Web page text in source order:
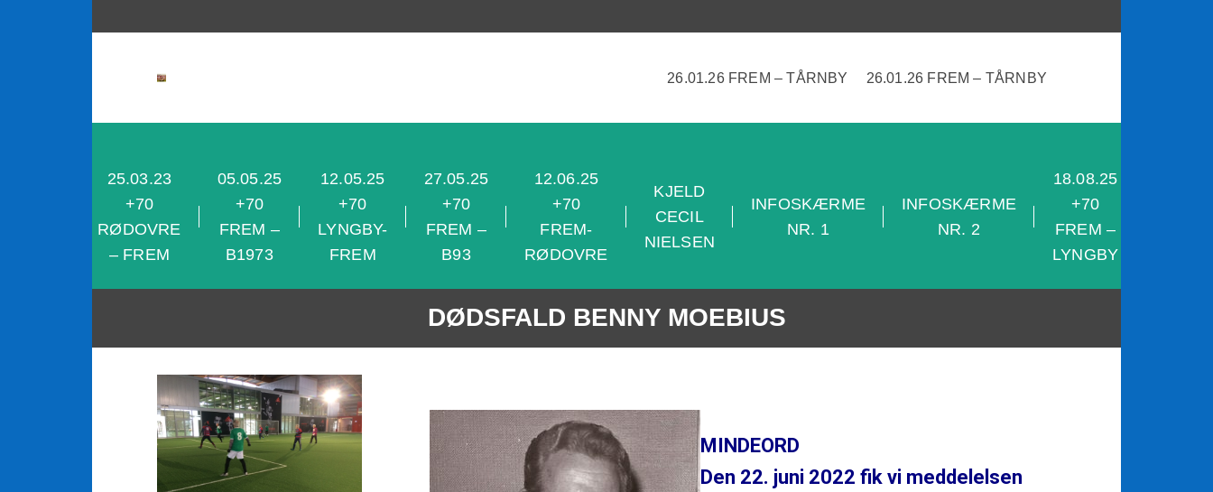
26.01.26 FREM – TÅRNBY 26.01.26 FREM – TÅRNBY
25.03.23
+70
RØDOVRE
– FREM
05.05.25
+70
FREM –
B1973
12.05.25
+70
LYNGBY-
FREM
27.05.25
+70
FREM –
B93
12.06.25
+70
FREM-
RØDOVRE
KJELD
CECIL
NIELSEN
INFOSKÆRME
NR. 1
INFOSKÆRME
NR. 2
18.08.25
+70
FREM –
LYNGBY
DØDSFALD BENNY MOEBIUS
MINDEORD
Den 22. juni 2022 fik vi meddelelsen